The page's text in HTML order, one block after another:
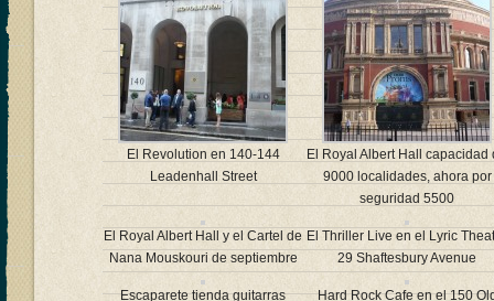
El Revolution en 140-144
Leadenhall Street
El Royal Albert Hall capacidad
9000 localidades, ahora por
seguridad 5500
El Royal Albert Hall y el Cartel de
Nana Mouskouri de septiembre
El Thriller Live en el Lyric
29 Shaftesbury Avenue
Escaparete tienda guitarras
Hard Rock Cafe en el 150